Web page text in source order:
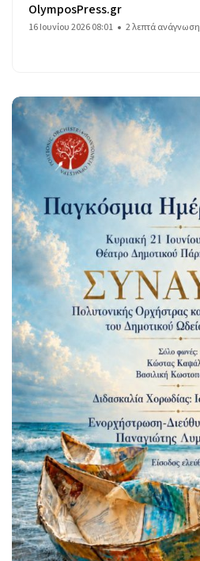
OlymposPress.gr
16 Ιουνίου 2026 08:01 2 λεπτά ανάγνωση